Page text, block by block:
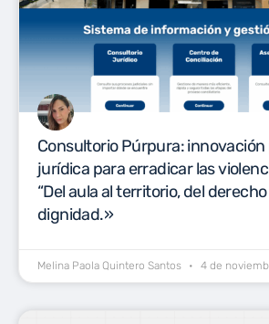
Consultorio Púrpura:
jurídica para erradicar las
“Del aula al territorio, del derecho
dignidad.»
Melina Paola Quintero Santos 4 de